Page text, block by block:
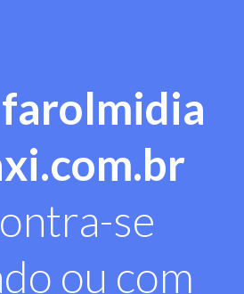
farolmidia
se
ou com